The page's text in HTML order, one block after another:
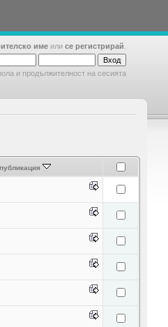
име или се регистрирай
и продължителност на сесията